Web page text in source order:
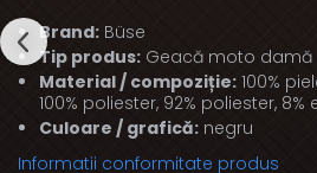
Brand: Büse
Tip produs: Geacă moto damă
Material / compoziție: 100%
100% poliester, 92% poliester, 8%
Culoare / grafică: negru
Informatii conformitate produs